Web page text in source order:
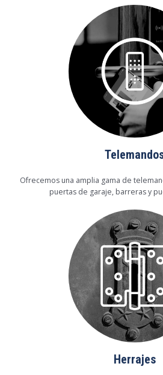
Ofrecemos una amplia gama de
puertas de garaje, barreras y
Herrajes